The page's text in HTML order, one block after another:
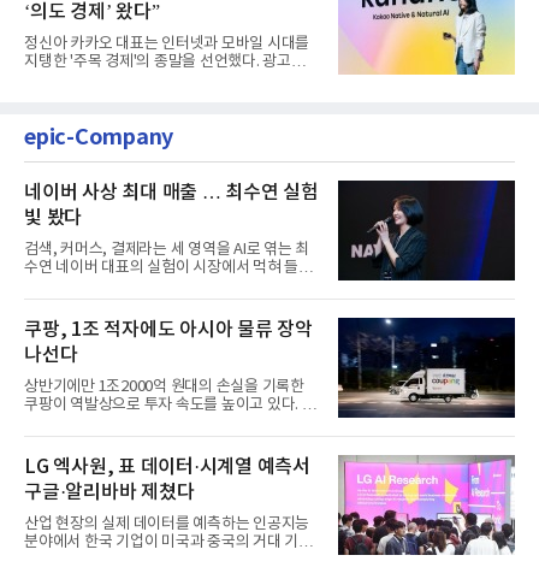
‘의도 경제’ 왔다”
정신아 카카오 대표는 인터넷과 모바일 시대를
지탱한 '주목 경제'의 종말을 선언했다. 광고를
epic-Company
네이버 사상 최대 매출 … 최수연 실험
빛 봤다
검색, 커머스, 결제라는 세 영역을 AI로 엮는 최
수연 네이버 대표의 실험이 시장에서 먹혀 들어
쿠팡, 1조 적자에도 아시아 물류 장악
나선다
상반기에만 1조2000억 원대의 손실을 기록한
쿠팡이 역발상으로 투자 속도를 높이고 있다. 이
LG 엑사원, 표 데이터·시계열 예측서
구글·알리바바 제쳤다
산업 현장의 실제 데이터를 예측하는 인공지능
분야에서 한국 기업이 미국과 중국의 거대 기술